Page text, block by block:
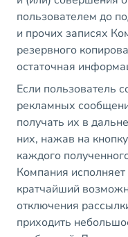
пользователем до
и прочих записях
резервного
остаточная
Если пользователь
рекламных
получать их в
них, нажав на
каждого
Компания
кратчайший
отключения
приходить